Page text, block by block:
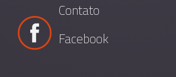
Contato
Facebook